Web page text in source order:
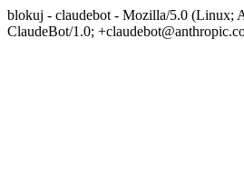
blokuj - claudebot - Mozilla/5.0 (Linux;
ClaudeBot/1.0;